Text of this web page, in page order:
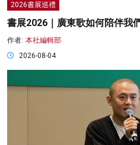
2026書展巡禮
書展2026｜廣東歌如何陪伴我
作者: 本社編輯部
2026-08-04